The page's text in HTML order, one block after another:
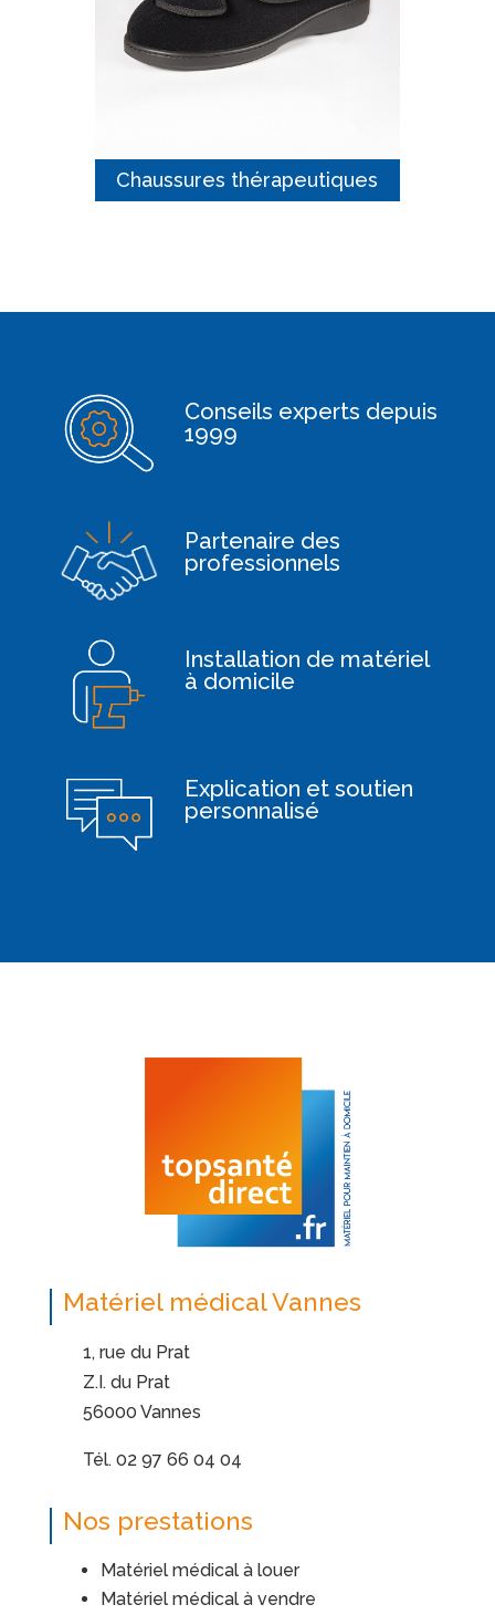
Chaussures thérapeutiques
Conseils experts depuis
1999
Partenaire des
professionnels
Installation de matériel
à domicile
Explication et soutien
personnalisé
Matériel médical Vannes
1, rue du Prat
Z.I. du Prat
56000 Vannes
Tél. 02 97 66 04 04
Nos prestations
Matériel médical à louer
Matériel médical à vendre